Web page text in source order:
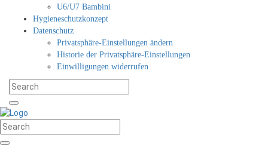
U6/U7 Bambini
Hygieneschutzkonzept
Datenschutz
Privatsphäre-Einstellungen ändern
Historie der Privatsphäre-Einstellungen
Einwilligungen widerrufen